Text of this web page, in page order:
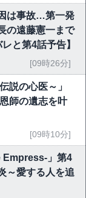
は事故…第一発
の遠藤憲一まで
と第4話予告】
[09時26分]
説の心医～」
師の遺志を叶
[09時10分]
Empress-」第4
～愛する人を追